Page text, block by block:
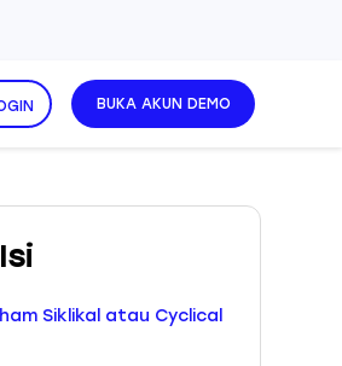
BUKA AKUN DEMO
Siklikal atau Cyclical